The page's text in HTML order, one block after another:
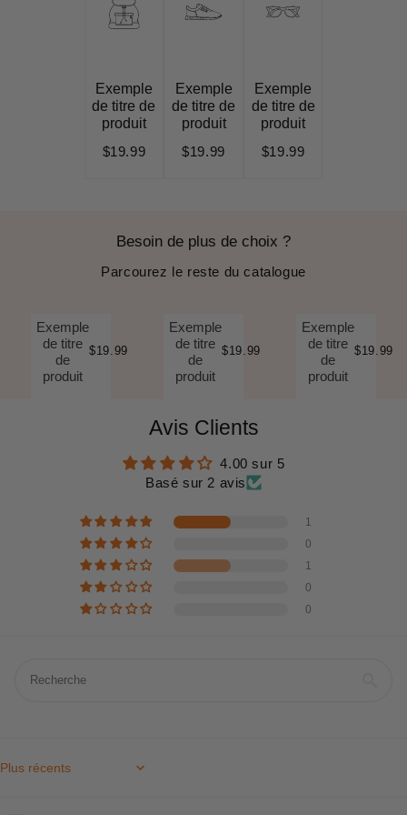
Exemple
de titre de
produit
$19.99
Exemple
de titre de
produit
$19.99
Exemple
de titre de
produit
$19.99
Besoin de plus de choix ?
Parcourez le reste du catalogue
Exemple
de titre
de
produit
$19.99
Exemple
de titre
de
produit
$19.99
Exemple
de titre
de
produit
$19.99
Avis Clients
4.00 sur 5
Basé sur 2 avis
1
0
1
0
0
Sort by